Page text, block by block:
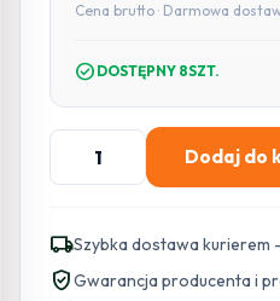
Cena brutto · Darmowa
check_circle DOSTĘPNY 8SZT.
ilość
ŁADOWARKA
Green
Cell
48W
Dodaj do
local_shippingSzybka dostawa kurierem
verified_userGwarancja producenta i